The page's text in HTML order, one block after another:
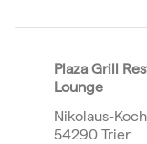
Plaza Grill
Lounge
Nikolaus-
54290 Trier